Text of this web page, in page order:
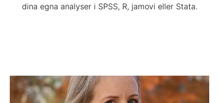
dina egna analyser i SPSS, R, jamovi eller Stata.